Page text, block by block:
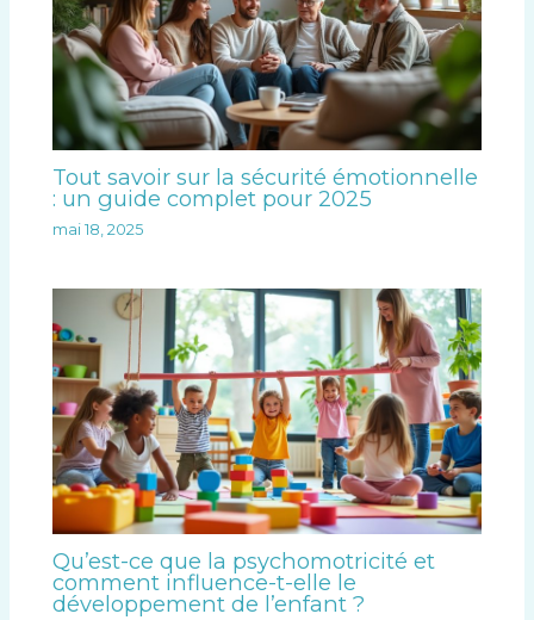
Tout savoir sur la sécurité émotionnelle
: un guide complet pour 2025
mai 18, 2025
Qu’est-ce que la psychomotricité et
comment influence-t-elle le
développement de l’enfant ?